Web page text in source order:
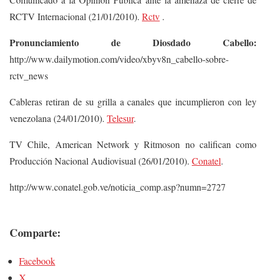
RCTV Internacional (21/01/2010). Rctv .
Pronunciamiento de Diosdado Cabello:
http://www.dailymotion.com/video/xbyv8n_cabello-sobre-
rctv_news
Cableras retiran de su grilla a canales que incumplieron con ley
venezolana (24/01/2010). Telesur.
TV Chile, American Network y Ritmoson no califican como
Producción Nacional Audiovisual (26/01/2010). Conatel.
http://www.conatel.gob.ve/noticia_comp.asp?numn=2727
Comparte:
Facebook